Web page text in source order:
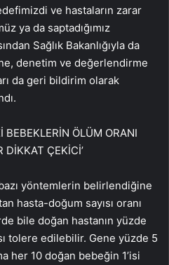
ve hastaların zarar
ya da saptadığımız
Sağlık Bakanlığıyla da
denetim ve değerlendirme
da geri bildirim olarak
BEBEKLERİN ÖLÜM ORANI
DİKKAT ÇEKİCİ’
yöntemlerin belirlendiğine
hasta-doğum sayısı oranı
bile doğan hastanın yüzde
tolere edilebilir. Gene yüzde 5
her 10 doğan bebeğin 1’isi